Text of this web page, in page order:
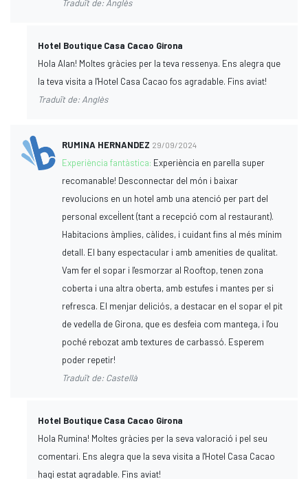
Traduït de: Anglès
Hotel Boutique Casa Cacao Girona
Hola Alan! Moltes gràcies per la teva ressenya. Ens alegra que
la teva visita a l'Hotel Casa Cacao fos agradable. Fins aviat!
Traduït de: Anglès
RUMINA HERNANDEZ 29/09/2024
Experiència fantàstica: Experiència en parella super
recomanable! Desconnectar del món i baixar
revolucions en un hotel amb una atenció per part del
personal excel·lent (tant a recepció com al restaurant).
Habitacions àmplies, càlides, i cuidant fins al més mínim
detall. El bany espectacular i amb amenities de qualitat.
Vam fer el sopar i l'esmorzar al Rooftop, tenen zona
coberta i una altra oberta, amb estufes i mantes per si
refresca. El menjar deliciós, a destacar en el sopar el pit
de vedella de Girona, que es desfeia com mantega, i l'ou
poché rebozat amb textures de carbassó. Esperem
poder repetir!
Traduït de: Castellà
Hotel Boutique Casa Cacao Girona
Hola Rumina! Moltes gràcies per la seva valoració i pel seu
comentari. Ens alegra que la seva visita a l'Hotel Casa Cacao
hagi estat agradable. Fins aviat!